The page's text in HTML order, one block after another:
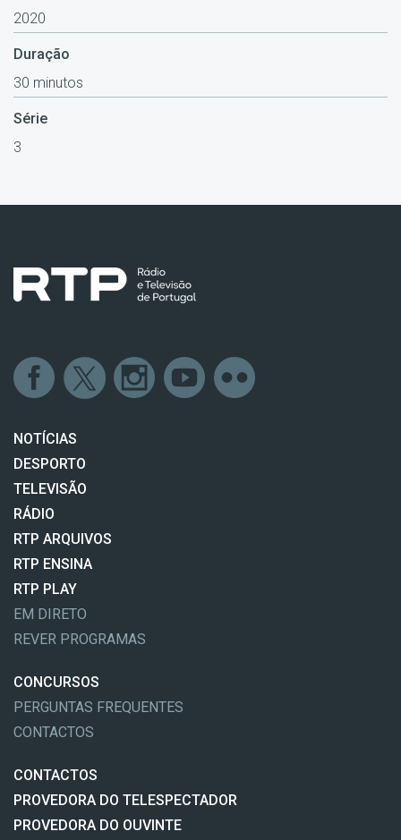
2020
Duração
30 minutos
Série
3
NOTÍCIAS
DESPORTO
TELEVISÃO
RÁDIO
RTP ARQUIVOS
RTP ENSINA
RTP PLAY
EM DIRETO
REVER PROGRAMAS
CONCURSOS
PERGUNTAS FREQUENTES
CONTACTOS
CONTACTOS
PROVEDORA DO TELESPECTADOR
PROVEDORA DO OUVINTE